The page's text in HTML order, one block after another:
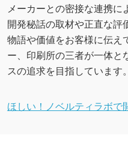
メーカーとの密接な連携に
開発秘話の取材や正直な評
物語や価値をお客様に伝え
ー、印刷所の三者が一体と
スの追求を目指しています。
ほしい！ノベルティラボで